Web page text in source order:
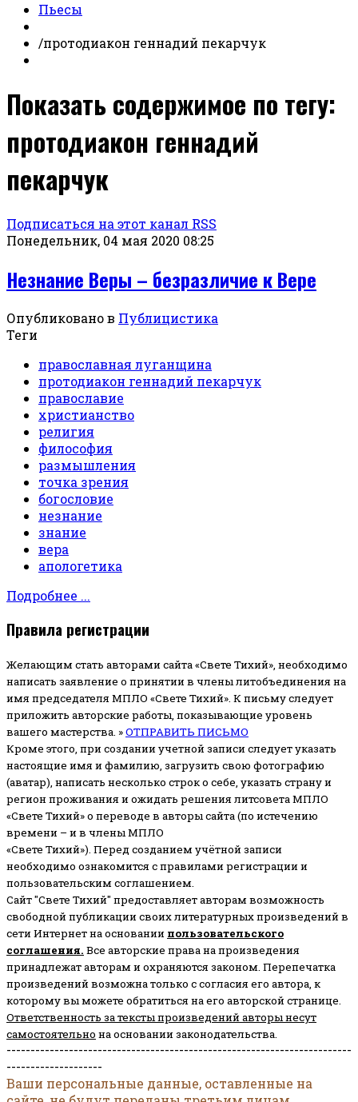
Пьесы
/протодиакон геннадий пекарчук
Показать содержимое по тегу:
протодиакон геннадий
пекарчук
Подписаться на этот канал RSS
Понедельник, 04 мая 2020 08:25
Незнание Веры – безразличие к Вере
Опубликовано в Публицистика
Теги
православная луганщина
протодиакон геннадий пекарчук
православие
христианство
религия
философия
размышления
точка зрения
богословие
незнание
знание
вера
апологетика
Подробнее ...
Правила регистрации
Желающим стать авторами сайта «Свете Тихий», необходимо
написать заявление о принятии в члены литобъединения на
имя председателя МПЛО «Свете Тихий». К письму следует
приложить авторские работы, показывающие уровень
вашего мастерства. »ОТПРАВИТЬ ПИСЬМО
Кроме этого, при создании учетной записи следует указать
настоящие имя и фамилию, загрузить свою фотографию
(аватар), написать несколько строк о себе, указать страну и
регион проживания и ожидать решения литсовета МПЛО
«Свете Тихий» о переводе в авторы сайта (по истечению
времени – и в члены МПЛО
«Свете Тихий»). Перед созданием учётной записи
необходимо ознакомится с правилами регистрации и
пользовательским соглашением.
Сайт "Свете Тихий" предоставляет авторам возможность
свободной публикации своих литературных произведений в
сети Интернет на основании пользовательского
соглашения. Все авторские права на произведения
принадлежат авторам и охраняются законом. Перепечатка
произведений возможна только с согласия его автора, к
которому вы можете обратиться на его авторской странице.
Ответственность за тексты произведений авторы несут
самостоятельно на основании законодательства.
------------------------------------------------------------------------
--------------------
Ваши персональные данные, оставленные на